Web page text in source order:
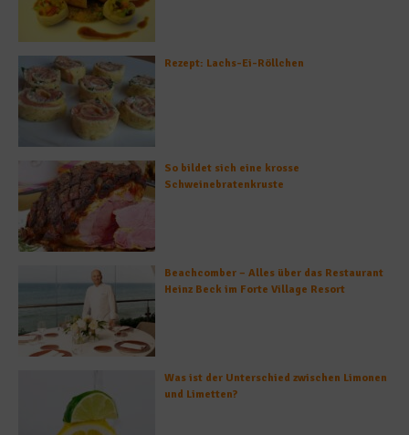
Rezept: Lachs-Ei-Röllchen
So bildet sich eine krosse
Schweinebratenkruste
Beachcomber – Alles über das Restaurant
Heinz Beck im Forte Village Resort
Was ist der Unterschied zwischen Limonen
und Limetten?